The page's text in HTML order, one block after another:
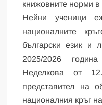
книжовните норми в
Нейни ученици
националните
български език и
2025/2026
Неделкова от
представител на
националния кръг